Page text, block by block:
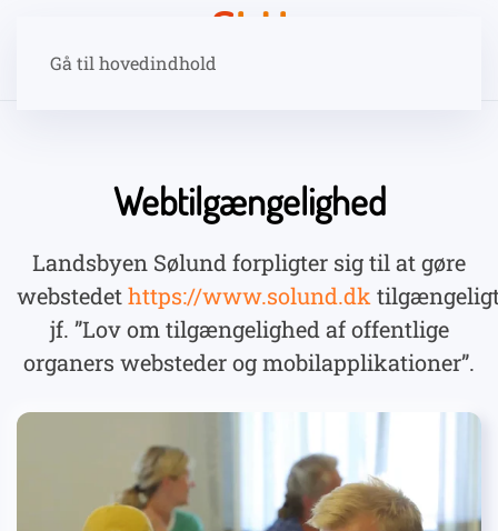
Gå til hovedindhold
Webtilgængelighed
Landsbyen Sølund forpligter sig til at gøre
webstedethttps://www.solund.dk
jf. ”Lov om tilgængelighed af offentlige
organers websteder og mobilapplikationer”.